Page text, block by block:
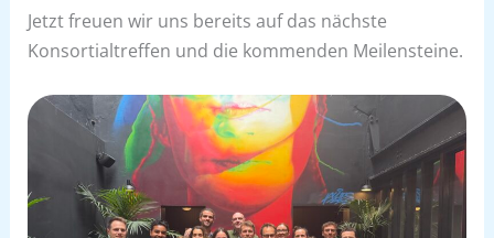
Jetzt freuen wir uns bereits auf das nächste
Konsortialtreffen und die kommenden Meilensteine.